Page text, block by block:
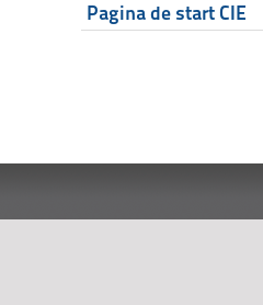
Pagina de start CIE